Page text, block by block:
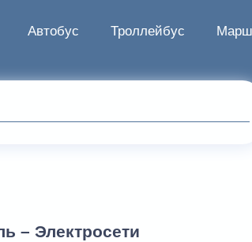
Автобус Троллейбус
– Электросети